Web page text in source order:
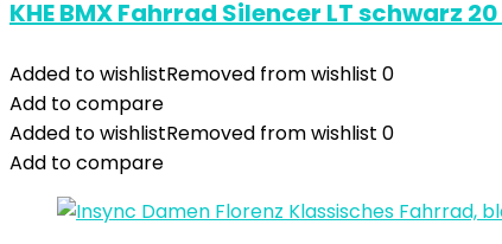
KHE BMX Fahrrad Silencer LT schwarz
Added to wishlistRemoved from wishlist 0
Add to compare
Added to wishlistRemoved from wishlist 0
Add to compare